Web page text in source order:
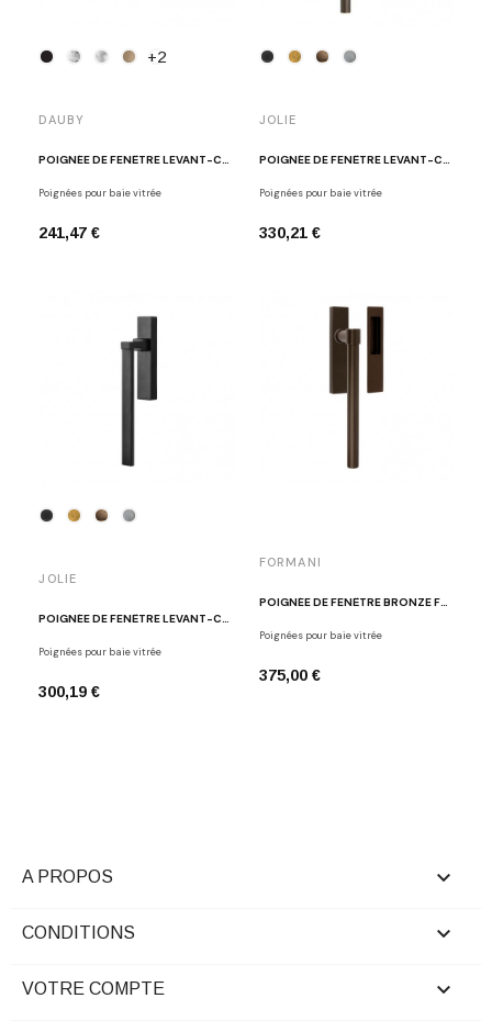
+2
DAUBY
POIGNÉE DE FENÊTRE LEVANT-COULISSANT PSLD
Poignées pour baie vitrée
241,47 €
JOLIE
POIGNÉE DE FENÊTRE LEVANT-COULISSANT CORE
Poignées pour baie vitrée
330,21 €
JOLIE
Poignées pour baie vitrée
300,19 €
FORMANI
POIGNÉE DE FENÊTRE BRONZE FORMANI PB230 BR
Poignées pour baie vitrée
375,00 €
A PROPOS 
CONDITIONS 
VOTRE COMPTE 